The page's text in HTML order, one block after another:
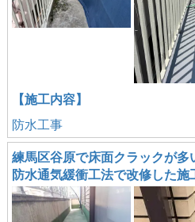
【施工内容】
防水工事
練馬区谷原で床面クラックが多
防水通気緩衝工法で改修した施